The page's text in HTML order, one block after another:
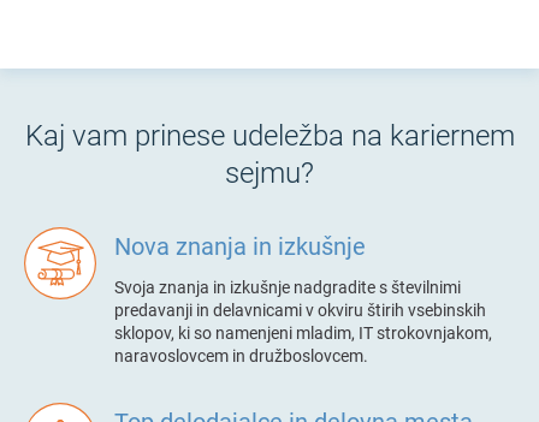
Kaj vam prinese udeležba na kariernem
sejmu?
Nova znanja in izkušnje
Svoja znanja in izkušnje nadgradite s številnimi
predavanji in delavnicamiv okviru štirih vsebinskih
sklopov, ki so namenjeni mladim, IT strokovnjakom,
naravoslovcem in družboslovcem.